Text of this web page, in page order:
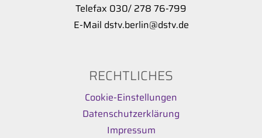
Telefax 030/ 278 76-799
E-Mail dstv.berlin@dstv.de
RECHTLICHES
Cookie-Einstellungen
Datenschutzerklärung
Impressum